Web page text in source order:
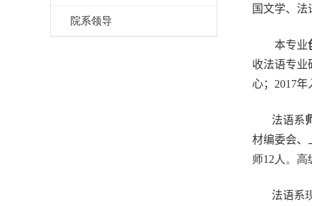
院系领导
国文学、
本专业
收法语专业
心； 2017年
法语系
材编委会、
师1 2 人。高
法语系